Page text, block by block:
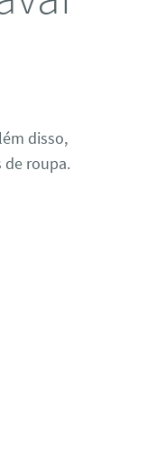
disso,
de roupa.